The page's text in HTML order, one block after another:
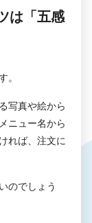
は「五感
。
写真や絵から
ニュー名から
れば、注文に
のでしょう